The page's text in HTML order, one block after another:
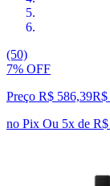
(50)
7% OFF
Preço R$ 586,39R$
no Pix Ou 5x de